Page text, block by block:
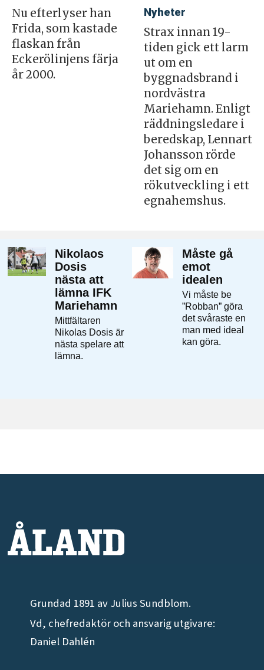
Nu efterlyser han
Frida, som kastade
flaskan från
Eckerölinjens färja
år 2000.
Nyheter
Strax innan 19-
tiden gick ett larm
ut om en
byggnadsbrand i
nordvästra
Mariehamn. Enligt
räddningsledare i
beredskap, Lennart
Johansson rörde
det sig om en
rökutveckling i ett
egnahemshus.
Grundad 1891 av Julius Sundblom.
Vd, chefredaktör och ansvarig utgivare:
Daniel Dahlén